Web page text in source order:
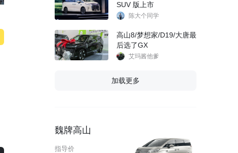
SUV 版上市
陈大个同学
高山8/梦想家/D19/大唐最
后选了GX
艾玛酱他爹
加载更多
魏牌高山
指导价